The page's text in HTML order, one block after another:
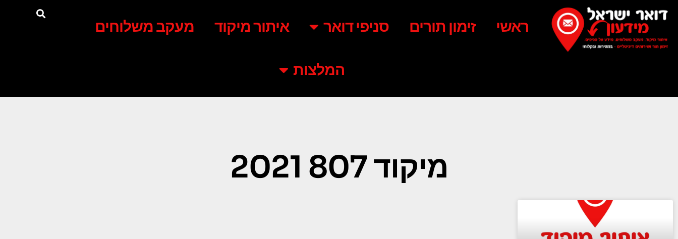
ראשי זימון תורים סניפי דואר איתור מיקוד מעקב משלוחים
המלצות
מיקוד 807 2021